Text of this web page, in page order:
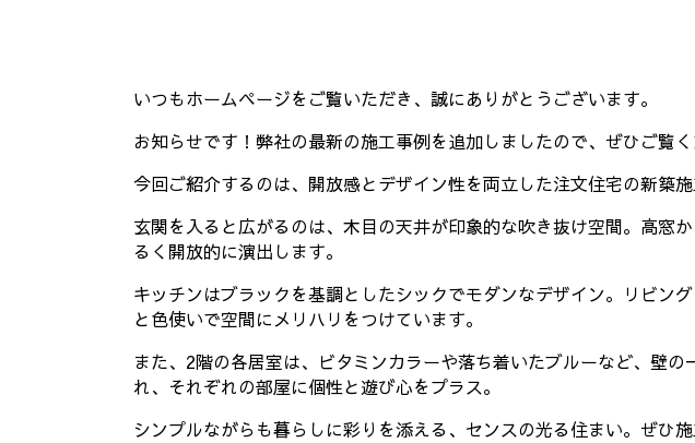
いつもホームページをご覧いただき、誠にありがとうございます。
お知らせです！弊社の最新の施工事例を追加しましたので、ぜひご覧く
今回ご紹介するのは、開放感とデザイン性を両立した注文住宅の新築施
玄関を入ると広がるのは、木目の天井が印象的な吹き抜け空間。高窓
るく開放的に演出します。
キッチンはブラックを基調としたシックでモダンなデザイン。リビン
と色使いで空間にメリハリをつけています。
また、2階の各居室は、ビタミンカラーや落ち着いたブルーなど、壁
れ、それぞれの部屋に個性と遊び心をプラス。
シンプルながらも暮らしに彩りを添える、センスの光る住まい。ぜひ施